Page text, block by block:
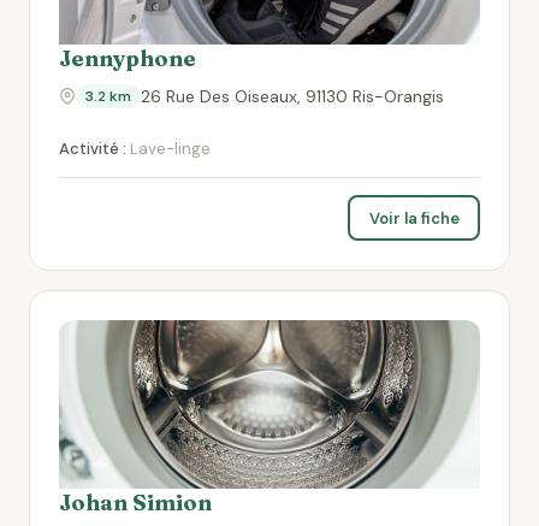
Jennyphone
3.2 km 26 Rue Des Oiseaux, 91130 Ris-Orangis
Activité : Lave-linge
Voir la fiche
Johan Simion